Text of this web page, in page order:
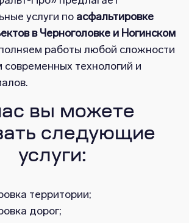
услуги по асфальтировке
в Черноголовке и Ногинском
работы любой сложности
технологий и
вы можете
следующие
услуги:
территории;
дорог;